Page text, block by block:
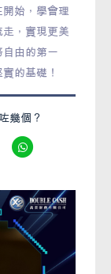
始，學會理
，實現更美
由的第一
的基礎！
幾個？